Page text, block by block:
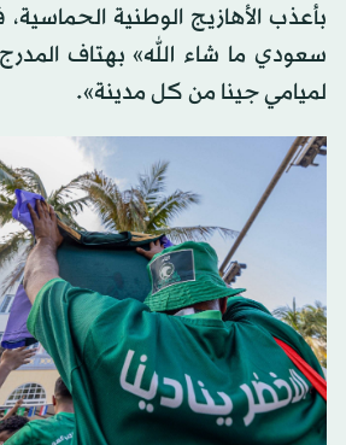
بأعذب الأهازيج الوطنية
سعودي ما شاء الله» بهتاف
لميامي جينا من كل مدينة».